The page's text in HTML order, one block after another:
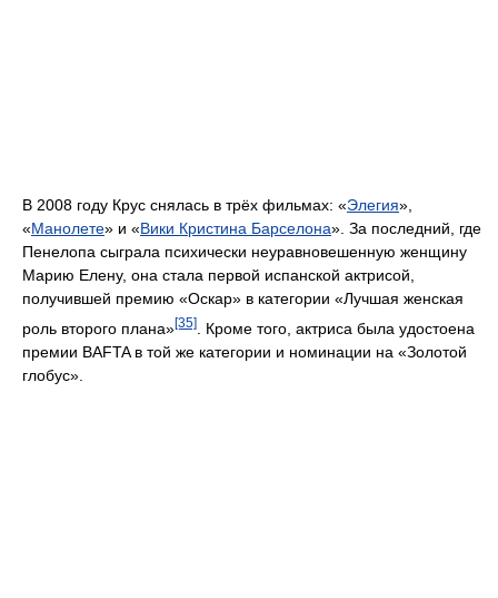
В 2008 году Крус снялась в трёх фильмах: «Элегия»,
«Манолете» и «Вики Кристина Барселона». За последний, где
Пенелопа сыграла психически неуравновешенную женщину
Марию Елену, она стала первой испанской актрисой,
получившей премию «Оскар» в категории «Лучшая женская
роль второго плана»[35]
. Кроме того, актриса была удостоена
премии BAFTA в той же категории и номинации на «Золотой
глобус».